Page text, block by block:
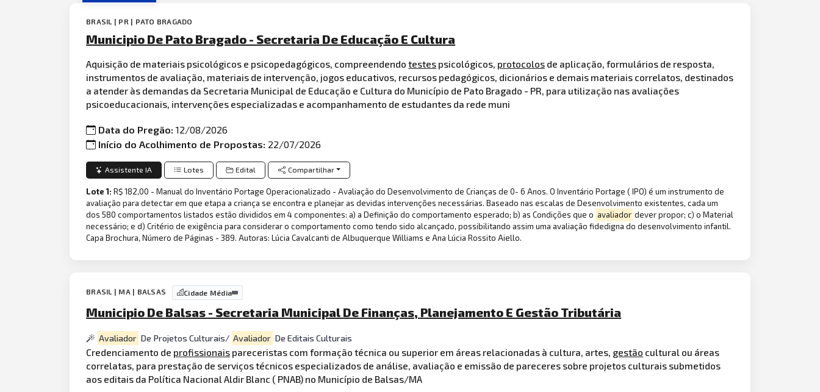
BRASIL | PR | PATO BRAGADO
Municipio De Pato Bragado - Secretaria De Educação E Cultura
Aquisição de materiais psicológicos e psicopedagógicos, compreendendotestes psicológicos, protocolos de aplicação, formulários de resposta,
instrumentos de avaliação, materiais de intervenção, jogos educativos, recursos pedagógicos, dicionários e demais materiais correlatos, destinados
a atender às demandas da Secretaria Municipal de Educação e Cultura do Município de Pato Bragado - PR, para utilização nas avaliações
psicoeducacionais, intervenções especializadas e acompanhamento de estudantes da rede muni
Data do Pregão:12/08/2026
Início do Acolhimento de Propostas: 22/07/2026
Assistente IA Lotes Edital Compartilhar
Lote 1:R$ 182,00 - Manual do Inventário Portage Operacionalizado - Avaliação do Desenvolvimento de Crianças de 0- 6 Anos. O Inventário Portage ( IPO) é um instrumento de
avaliação para detectar em que etapa a criança se encontra e planejar as devidas intervenções necessárias. Baseado nas escalas de Desenvolvimento existentes, cada um
dos 580 comportamentos listados estão divididos em 4 componentes: a) a Definição do comportamento esperado; b) as Condições que o avaliador dever propor; c) o Material
necessário; e d) Critério de exigência para considerar o comportamento como tendo sido alcançado, possibilitando assim uma avaliação fidedigna do desenvolvimento infantil.
Capa Brochura, Número de Páginas - 389. Autoras: Lúcia Cavalcanti de Albuquerque Williams e Ana Lúcia Rossito Aiello.
BRASIL | MA | BALSAS Cidade Média
Municipio De Balsas - Secretaria Municipal De Finanças, Planejamento E Gestão Tributária
Avaliador De Projetos Culturais/ Avaliador De Editais Culturais
Credenciamento de profissionais pareceristas com formação técnica ou superior em áreas relacionadas à cultura, artes, gestão cultural ou áreas
correlatas, para prestação de serviços técnicos especializados de análise, avaliação e emissão de pareceres sobre projetos culturais submetidos
aos editais da Política Nacional Aldir Blanc ( PNAB) no Município de Balsas/MA